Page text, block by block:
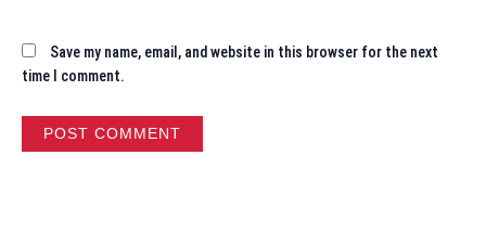
Save my name, email, and website in this browser for the next
time I comment.